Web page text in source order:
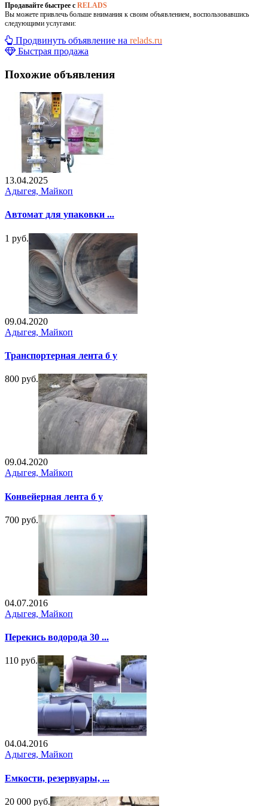
Продавайте быстрее с RELADS
Вы можете привлечь больше внимания к своим объявлением, воспользовавшись
следующими услугами:
Продвинуть объявление на relads.ru
Быстрая продажа
Похожие объявления
13.04.2025
Адыгея, Майкоп
Автомат для упаковки ...
1 руб.
09.04.2020
Адыгея, Майкоп
Транспортерная лента б у
800 руб.
09.04.2020
Адыгея, Майкоп
Конвейерная лента б у
700 руб.
04.07.2016
Адыгея, Майкоп
Перекись водорода 30 ...
110 руб.
04.04.2016
Адыгея, Майкоп
Емкости, резервуары, ...
20 000 руб.